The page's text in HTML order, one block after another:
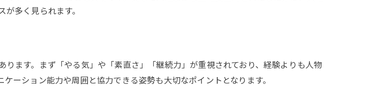
職で失敗しない応募準備の方法
類や面接で未経験を強みに変える
でも選ばれる志望動機の伝え方
多く見られます。
ます。まず「やる気」や「素直さ」「継続力」が重視されており、経験よりも人物
ーション能力や周囲と協力できる姿勢も大切なポイントとなります。